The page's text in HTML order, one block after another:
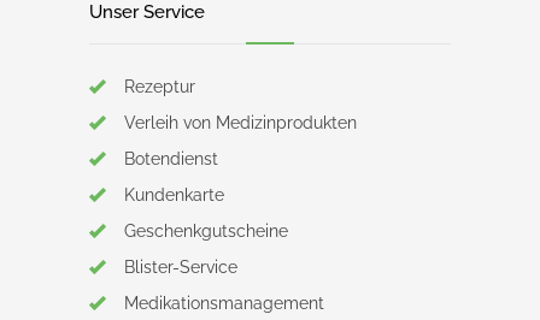
Unser Service
Rezeptur
Verleih von Medizinprodukten
Botendienst
Kundenkarte
Geschenkgutscheine
Blister-Service
Medikationsmanagement